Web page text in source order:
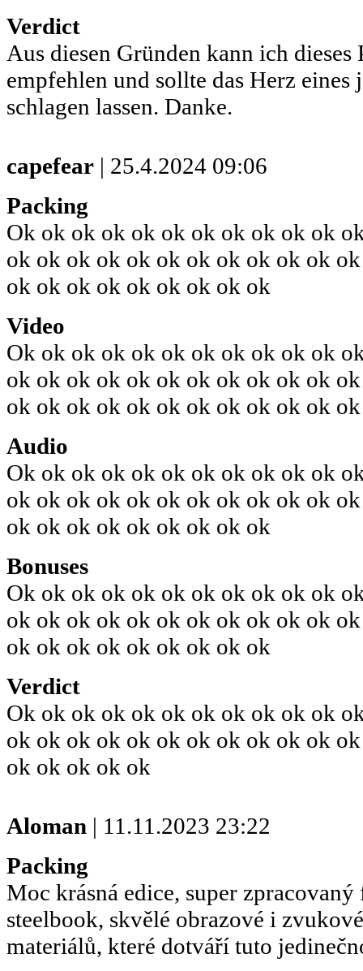
Verdict
Aus diesen Gründen kann ich
empfehlen und sollte das Herz eines
schlagen lassen. Danke.
capefear | 25.4.2024 09:06
Packing
Ok ok ok ok ok ok ok ok ok ok ok
ok ok ok ok ok ok ok ok ok ok ok
ok ok ok ok ok ok ok ok ok
Video
Ok ok ok ok ok ok ok ok ok ok ok
ok ok ok ok ok ok ok ok ok ok ok
ok ok ok ok ok ok ok ok ok ok ok
Audio
Ok ok ok ok ok ok ok ok ok ok ok
ok ok ok ok ok ok ok ok ok ok ok
ok ok ok ok ok ok ok ok ok
Bonuses
Ok ok ok ok ok ok ok ok ok ok ok
ok ok ok ok ok ok ok ok ok ok ok
ok ok ok ok ok ok ok ok ok
Verdict
Ok ok ok ok ok ok ok ok ok ok ok
ok ok ok ok ok ok ok ok ok ok ok
ok ok ok ok ok
Aloman | 11.11.2023 23:22
Packing
Moc krásná edice, super
steelbook, skvělé obrazové i
materiálů, které dotváří tuto